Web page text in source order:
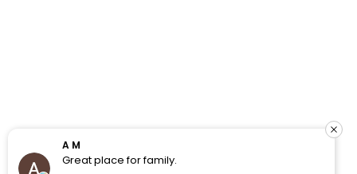
A M
Great place for family.